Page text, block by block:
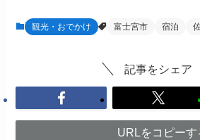
観光・おでかけ 富士宮市 宿泊
記事をシェア
URLをコピーす